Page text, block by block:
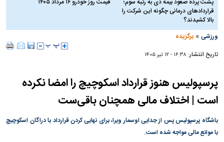
قراردادهای درمانی چگونه این شرکت را
بالا کشیدند؟
ورزشی »برگزیده
تاریخ انتشار: ۱۶:۳۸ - ۱۲ تير ۱۴۰۵
پرسپولیس هنوز قرارداد اسکوچیچ را امضا نکرده
است | اختلاف مالی همچنان باقی‌ست
باشگاه پرسپولیس پس از جدایی اوسمار ویرا، برای نهایی کردن قرارداد با دراگان اسکوچیچ
با موانع مالی مواجه شده است.